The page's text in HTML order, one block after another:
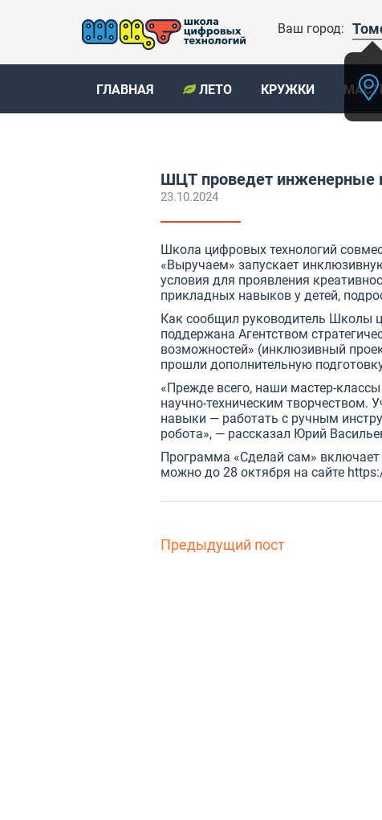
Ваш город:
ГЛАВНАЯ ЛЕТО КРУЖКИ
ШЦТ проведет инженерные
23.10.2024
Школа цифровых технологий
«Выручаем» запускает
условия для проявления
прикладных навыков у детей,
Как сообщил руководитель Школы
поддержана Агентством
возможностей» (инклюзивный
прошли дополнительную
«Прежде всего, наши мастер-
научно-техническим творчеством.
навыки — работать с ручным
робота», — рассказал Юрий
Программа «Сделай сам» включает
можно до 28 октября на сайте
Предыдущий пост